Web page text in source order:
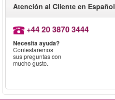
Atención al Cliente en Español
+44 20 3870 3444
Necesita ayuda?
Contestaremos
sus preguntas con
mucho gusto.